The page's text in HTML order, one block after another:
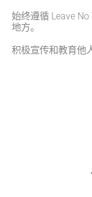
始终遵循 Leave
地方。
积极宣传和教育他